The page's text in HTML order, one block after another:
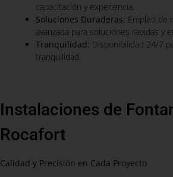
capacitación y experiencia.
Soluciones Duraderas: Empleo de
avanzada para soluciones rápidas y
Tranquilidad: Disponibilidad 24/7
tranquilidad.
Instalaciones de
Rocafort
Calidad y Precisión en Cada Proyecto